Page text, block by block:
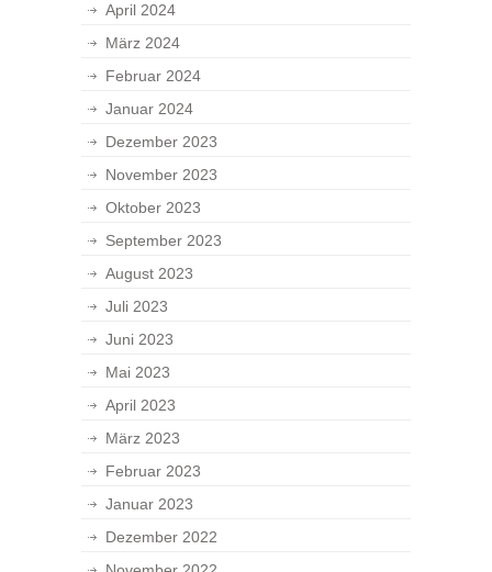
April 2024
März 2024
Februar 2024
Januar 2024
Dezember 2023
November 2023
Oktober 2023
September 2023
August 2023
Juli 2023
Juni 2023
Mai 2023
April 2023
März 2023
Februar 2023
Januar 2023
Dezember 2022